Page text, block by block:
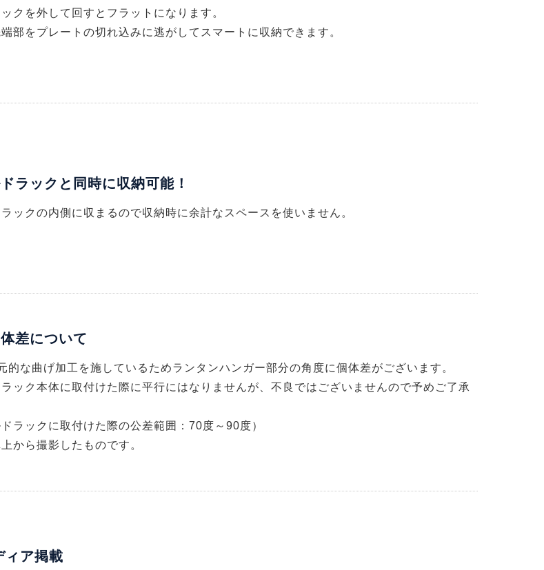
クを外して回すとフラットになります。
部をプレートの切れ込みに逃がしてスマートに収納できます。
ラックと同時に収納可能！
ックの内側に収まるので収納時に余計なスペースを使いません。
差について
的な曲げ加工を施しているためランタンハンガー部分の角度に個体差がございます。
ック本体に取付けた際に平行にはなりませんが、不良ではございませんので予めご了承
ドラックに取付けた際の公差範囲：70度～90度）
から撮影したものです。
ィア掲載